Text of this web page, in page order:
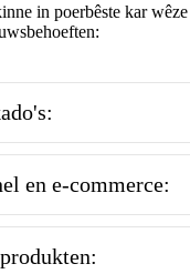
in poerbêste kar
en e-commerce: